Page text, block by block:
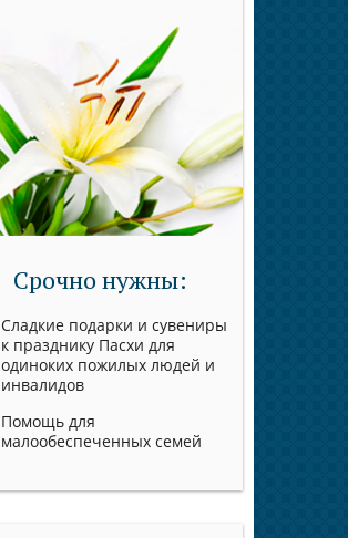
Срочно нужны:
Сладкие подарки и сувениры
к празднику Пасхи для
одиноких пожилых людей и
инвалидов
Помощь для
малообеспеченных семей